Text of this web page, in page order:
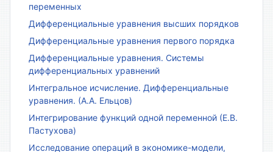
переменных
Дифференциальные уравнения высших порядков
Дифференциальные уравнения первого порядка
Дифференциальные уравнения. Системы
дифференциальных уравнений
Интегральное исчисление. Дифференциальные
уравнения. (А.А. Ельцов)
Интегрирование функций одной переменной (Е.В.
Пастухова)
Исследование операций в экономике-модели,